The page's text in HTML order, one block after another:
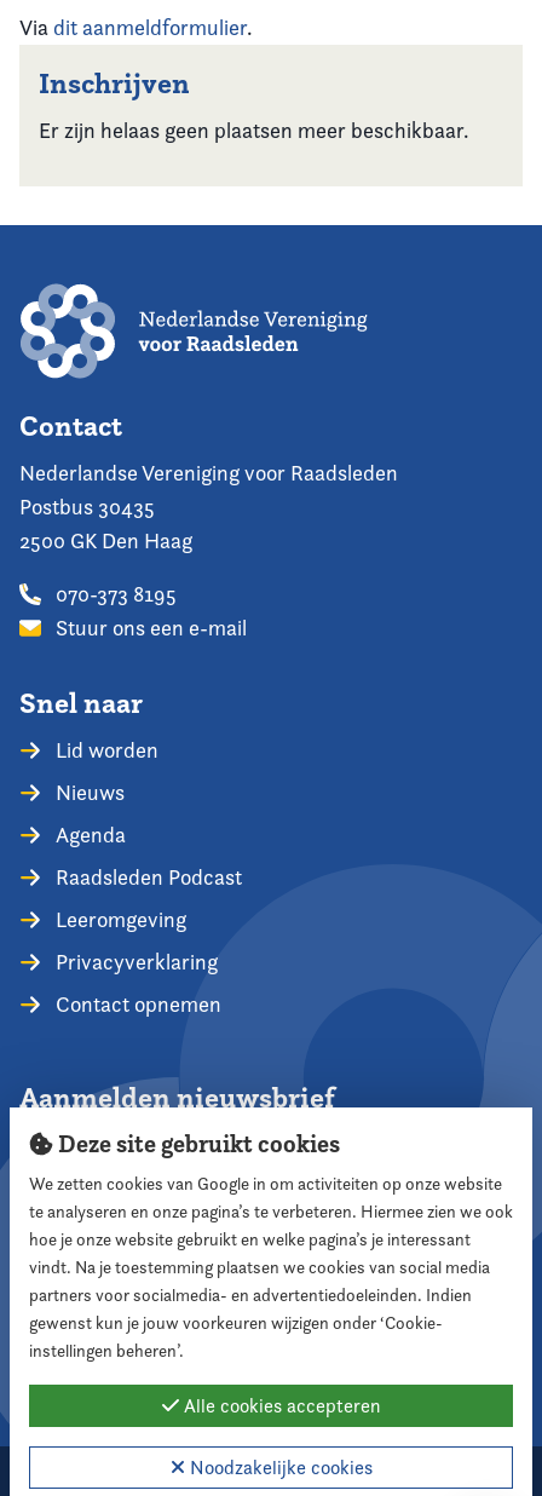
Via dit aanmeldformulier.
Inschrijven
Er zijn helaas geen plaatsen meer beschikbaar.
Contact
Nederlandse Vereniging voor Raadsleden
Postbus 30435
2500 GK Den Haag
070-373 8195
Stuur ons een e-mail
Snel naar
Lid worden
Nieuws
Agenda
Raadsleden Podcast
Leeromgeving
Privacyverklaring
Contact opnemen
Aanmelden nieuwsbrief
Aanmelden
Volg ons
2026 Nederlandse Vereniging voor Raadsleden
Deze site gebruikt cookies
We zetten cookies van Google in om activiteiten op onze website
te analyseren en onze pagina’s te verbeteren. Hiermee zien we ook
hoe je onze website gebruikt en welke pagina’s je interessant
vindt. Na je toestemming plaatsen we cookies van social media
partners voor socialmedia- en advertentiedoeleinden. Indien
gewenst kun je jouw voorkeuren wijzigen onder ‘Cookie-
instellingen beheren’.
Alle cookies accepteren
Noodzakelijke cookies